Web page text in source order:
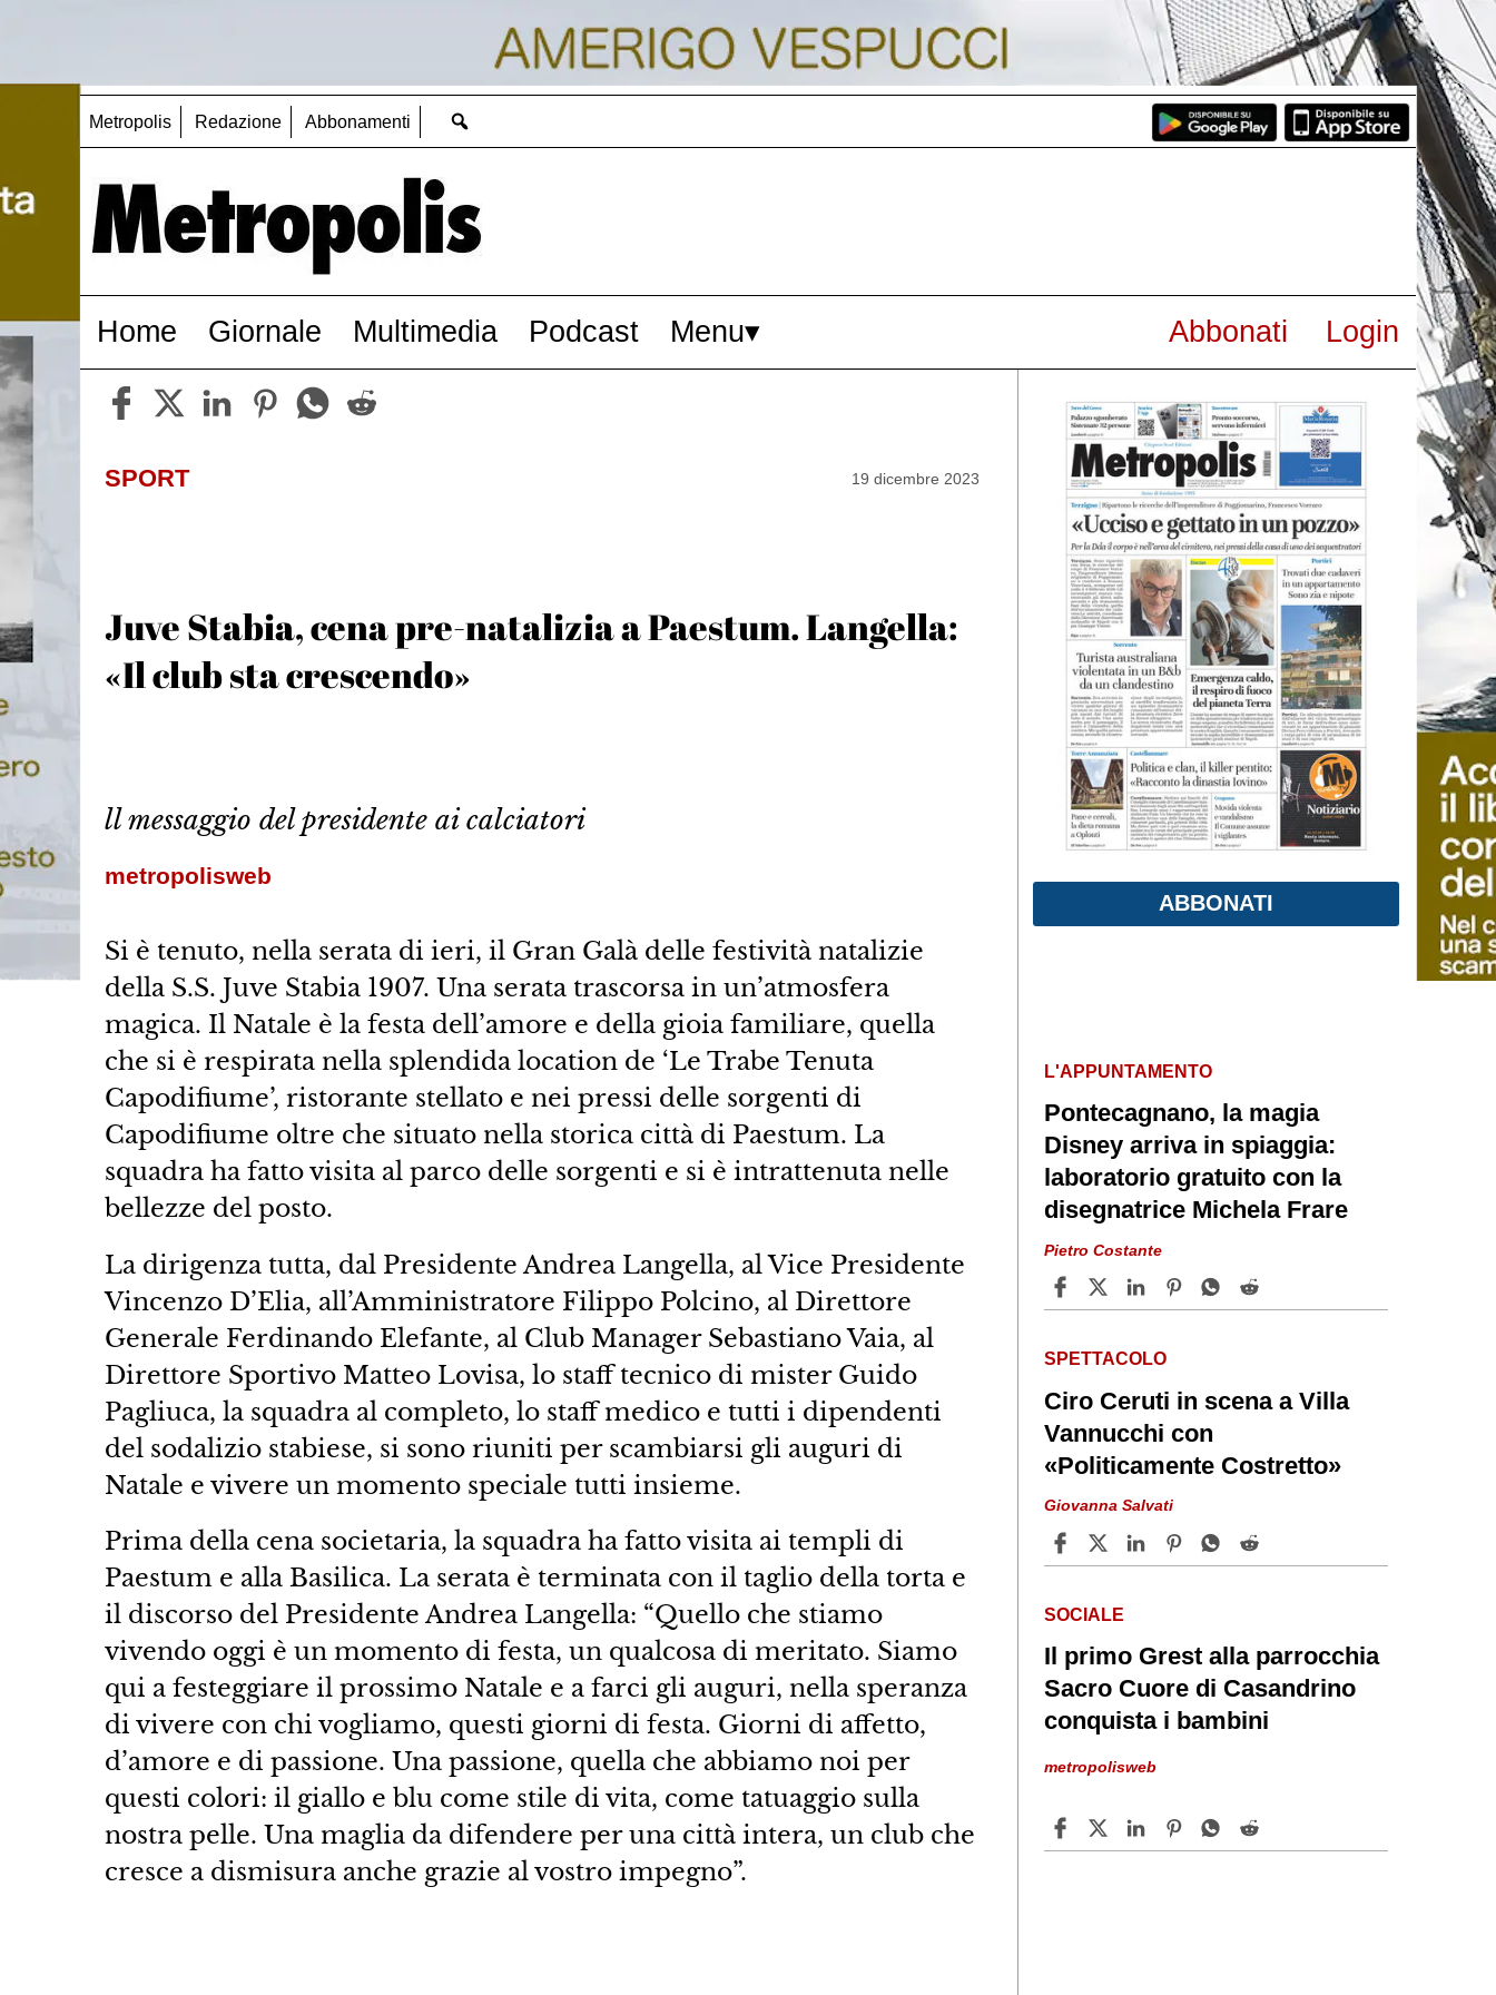
Metropolis Redazione Abbonamenti
Home Giornale Multimedia Podcast Menu Abbonati Login
SPORT 19 dicembre 2023
Juve Stabia, cena pre-natalizia a Paestum. Langella:
«Il club sta crescendo»
ll messaggio del presidente ai calciatori
metropolisweb
Si è tenuto, nella serata di ieri, il Gran Galà delle festività natalizie
della S.S. Juve Stabia 1907. Una serata trascorsa in un’atmosfera
magica. Il Natale è la festa dell’amore e della gioia familiare, quella
che si è respirata nella splendida location de ‘Le Trabe Tenuta
Capodifiume’, ristorante stellato e nei pressi delle sorgenti di
Capodifiume oltre che situato nella storica città di Paestum. La
squadra ha fatto visita al parco delle sorgenti e si è intrattenuta nelle
bellezze del posto.
La dirigenza tutta, dal Presidente Andrea Langella, al Vice Presidente
Vincenzo D’Elia, all’Amministratore Filippo Polcino, al Direttore
Generale Ferdinando Elefante, al Club Manager Sebastiano Vaia, al
Direttore Sportivo Matteo Lovisa, lo staff tecnico di mister Guido
Pagliuca, la squadra al completo, lo staff medico e tutti i dipendenti
del sodalizio stabiese, si sono riuniti per scambiarsi gli auguri di
Natale e vivere un momento speciale tutti insieme.
Prima della cena societaria, la squadra ha fatto visita ai templi di
Paestum e alla Basilica. La serata è terminata con il taglio della torta e
il discorso del Presidente Andrea Langella: “Quello che stiamo
vivendo oggi è un momento di festa, un qualcosa di meritato. Siamo
qui a festeggiare il prossimo Natale e a farci gli auguri, nella speranza
di vivere con chi vogliamo, questi giorni di festa. Giorni di affetto,
d’amore e di passione. Una passione, quella che abbiamo noi per
questi colori: il giallo e blu come stile di vita, come tatuaggio sulla
nostra pelle. Una maglia da difendere per una città intera, un club che
cresce a dismisura anche grazie al vostro impegno”.
ABBONATI
L'APPUNTAMENTO
Pontecagnano, la magia
Disney arriva in spiaggia:
laboratorio gratuito con la
disegnatrice Michela Frare
Pietro Costante
SPETTACOLO
Ciro Ceruti in scena a Villa
Vannucchi con
«Politicamente Costretto»
Giovanna Salvati
SOCIALE
Il primo Grest alla parrocchia
Sacro Cuore di Casandrino
conquista i bambini
metropolisweb